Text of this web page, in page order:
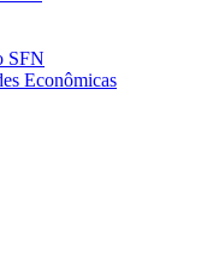
SFN
Econômicas